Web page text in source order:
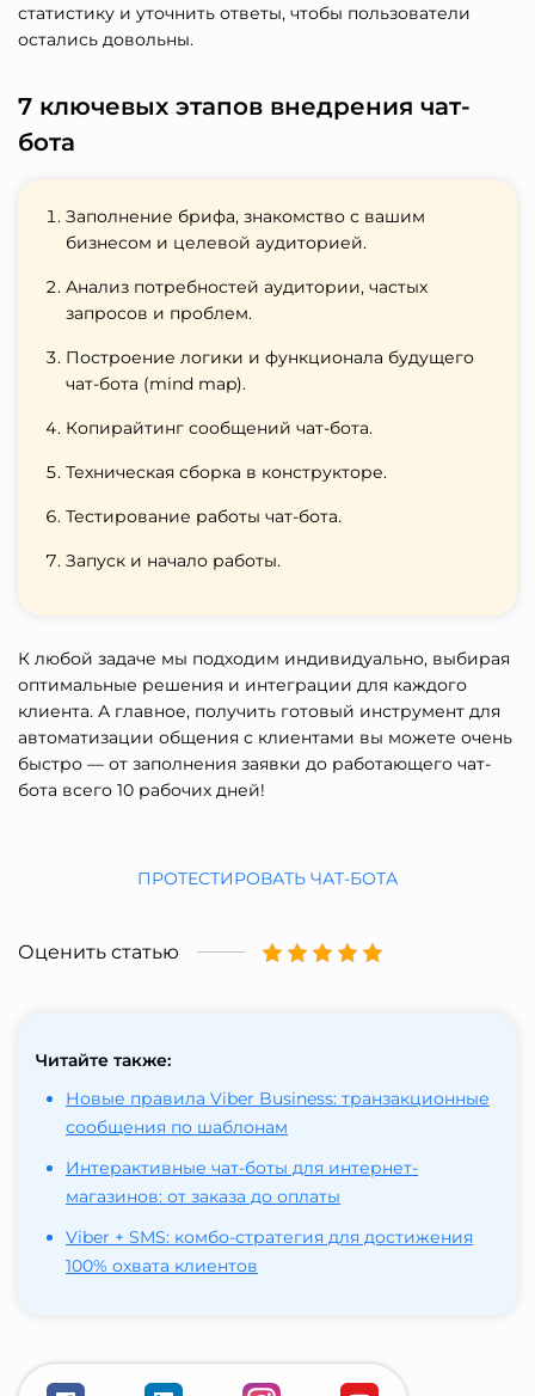
статистику и уточнить ответы, чтобы пользователи
остались довольны.
7 ключевых этапов внедрения чат-
бота
Заполнение брифа, знакомство с вашим
бизнесом и целевой аудиторией.
Анализ потребностей аудитории, частых
запросов и проблем.
Построение логики и функционала будущего
чат-бота (mind map).
Копирайтинг сообщений чат-бота.
Техническая сборка в конструкторе.
Тестирование работы чат-бота.
Запуск и начало работы.
К любой задаче мы подходим индивидуально, выбирая
оптимальные решения и интеграции для каждого
клиента. А главное, получить готовый инструмент для
автоматизации общения с клиентами вы можете очень
быстро — от заполнения заявки до работающего чат-
бота всего 10 рабочих дней!
ПРОТЕСТИРОВАТЬ ЧАТ-БОТА
Оценить статью
Читайте также:
Новые правила Viber Business: транзакционные
сообщения по шаблонам
Интерактивные чат-боты для интернет-
магазинов: от заказа до оплаты
Viber + SMS: комбо-стратегия для достижения
100% охвата клиентов